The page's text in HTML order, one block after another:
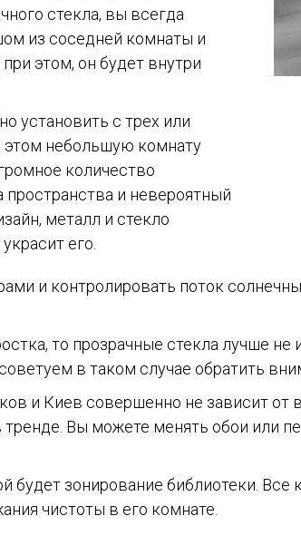
стекла, вы всегда
из соседней комнаты и
этом, он будет внутри
установить с трех или
этом небольшую комнату
количество
пространства и невероятный
металл и стекло
его.
и контролировать поток
то прозрачные стекла лучше
в таком случае обратить
и Киев совершенно не зависит
тренде. Вы можете менять обои или
будет зонирование библиотеки. Все
чистоты в его комнате.